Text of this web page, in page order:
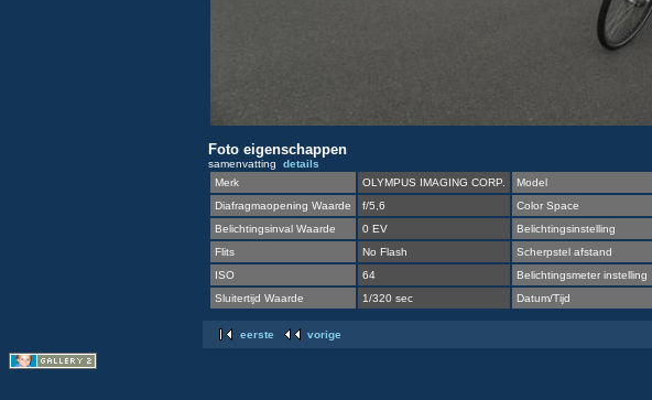
Foto eigenschappen
samenvatting details
Merk
OLYMPUS IMAGING CORP. Model
Diafragmaopening Waarde
f/5,6 Color Space
Belichtingsinval Waarde
0 EV Belichtingsinstelling
Flits
No Flash Scherpstel afstand
ISO
64 Belichtingsmeter instelling
Sluitertijd Waarde
1/320 sec Datum/Tijd
eerste vorige